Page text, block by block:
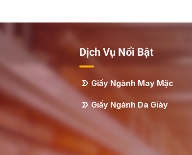
sang trọng và chỉn chu hơn.
Dịch Vụ Nổi Bật
Giấy Ngành May Mặc
Giấy Ngành Da Giày